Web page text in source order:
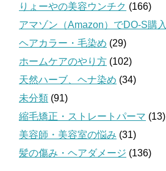
りょーやの美容ウンチク (166)
アマゾン（Amazon）でDO-S購入
ヘアカラー・毛染め (29)
ホームケアのやり方 (102)
天然ハーブ、ヘナ染め (34)
未分類 (91)
縮毛矯正・ストレートパーマ (13)
美容師・美容室の悩み (31)
髪の傷み・ヘアダメージ (136)